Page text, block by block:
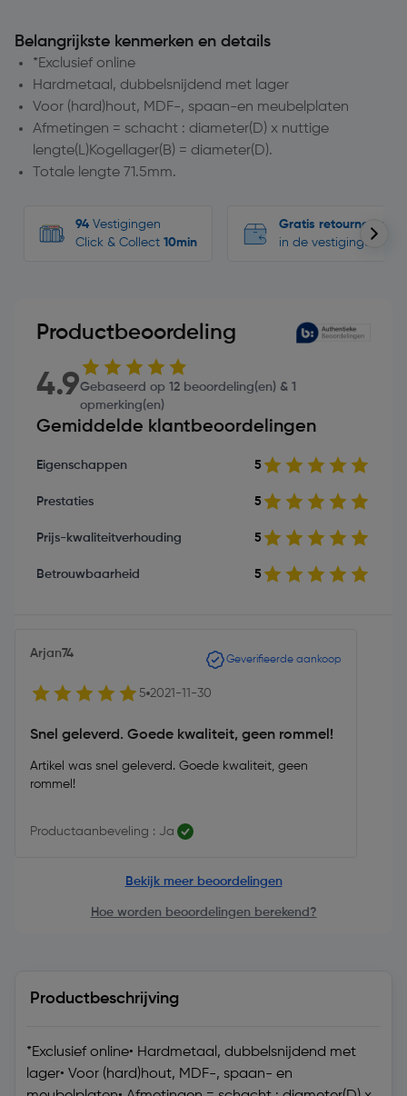
Belangrijkste kenmerken en details
*Exclusief online
Hardmetaal, dubbelsnijdend met lager
Voor (hard)hout, MDF-, spaan-en meubelplaten
Afmetingen = schacht : diameter(D) x nuttige
lengte(L)Kogellager(B) = diameter(D).
Totale lengte 71.5mm.
94 Vestigingen
Click & Collect 10min
Gratis retourneren
in de vestigingen
Productbeoordeling
4.9Gebaseerd op 12 beoordeling(en) & 1
opmerking(en)
Gemiddelde klantbeoordelingen
Eigenschappen 5
Prestaties 5
Prijs-kwaliteitverhouding 5
Betrouwbaarheid 5
Arjan74 Geverifieerde aankoop
5 2021-11-30
Snel geleverd. Goede kwaliteit, geen rommel!
Artikel was snel geleverd. Goede kwaliteit, geen
rommel!
Productaanbeveling : Ja
Bekijk meer beoordelingen
Hoe worden beoordelingen berekend?
Productbeschrijving
*Exclusief online• Hardmetaal, dubbelsnijdend met
lager• Voor (hard)hout, MDF-, spaan- en